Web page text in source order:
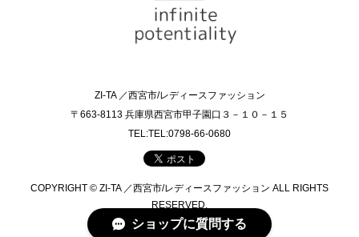
ZI-TA ／西宮市/レディースファッション
〒663-8113 兵庫県西宮市甲子園口３－１０－１５
TEL:TEL:0798-66-0680
COPYRIGHT © ZI-TA ／西宮市/レディースファッション ALL RIGHTS
RESERVED.
ショップに質問する